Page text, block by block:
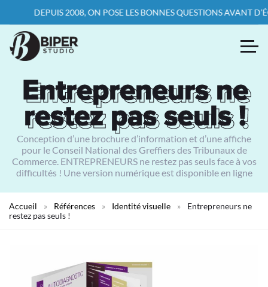
DEPUIS 2008, ON POSE LES BONNES QUESTIONS AVANT
Entrepreneurs ne
restez pas seuls !
Entrepreneurs ne
restez pas seuls !
Conception d’une brochure d’information et d’une affiche
pour le Conseil National des Greffiers des Tribunaux de
Commerce. ENTREPRENEURS ne restez pas seuls face à vos
difficultés ! Une version numérique est disponible en ligne
Accueil » Références » Identité visuelle »
Entrepreneurs ne
restez pas seuls !